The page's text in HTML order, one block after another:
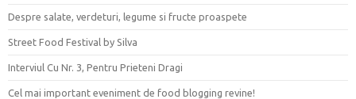
Despre salate, verdeturi, legume si fructe proaspete
Street Food Festival by Silva
Interviul Cu Nr. 3, Pentru Prieteni Dragi
Cel mai important eveniment de food blogging revine!